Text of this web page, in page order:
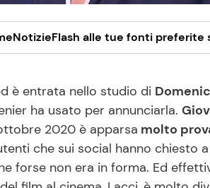
alle tue fonti preferite
è entrata nello studio di
ha usato per annunciarla.
2020 è apparsa molto
che sui social hanno chiesto
forse non era in forma. Ed